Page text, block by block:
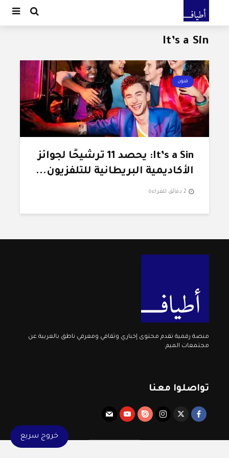
It’s a Sin
فنون
It’s a Sin: يحصد 11 ترشيحًا لجوائز
الأكاديمية البريطانية للتلفزيون...
2 دقائق للقراءة
منصة رقمية تقدم محتوى إخباري وثقافي ومعرفي ناطق بالعربية عن
مجتمعات الميم.
تواصلوا معنا
خروج سريع